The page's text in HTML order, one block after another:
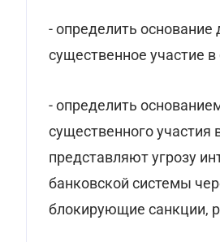
- определить
существенное участие
- определить
существенного участия
представляют угрозу
банковской системы
блокирующие санкции,